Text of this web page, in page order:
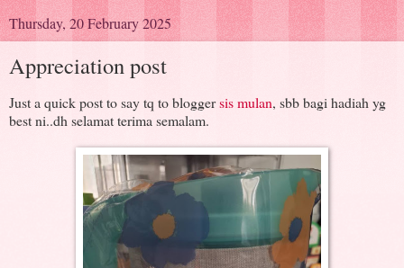
Thursday, 20 February 2025
Appreciation post
Just a quick post to say tq to bloggersis mulan, sbb bagi hadiah yg
best ni..dh selamat terima semalam.